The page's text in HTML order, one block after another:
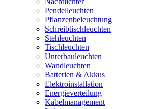
Pendelleuchten
Pflanzenbeleuchtung
Schreibtischleuchten
Stehleuchten
Tischleuchten
Unterbauleuchten
Wandleuchten
Batterien & Akkus
Elektroinstallation
Energieverteilung
Kabelmanagement